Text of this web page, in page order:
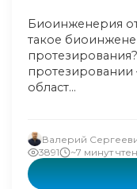
Биоинженерия
такое
протезировании
област...
Валерий
3891
~7 минут